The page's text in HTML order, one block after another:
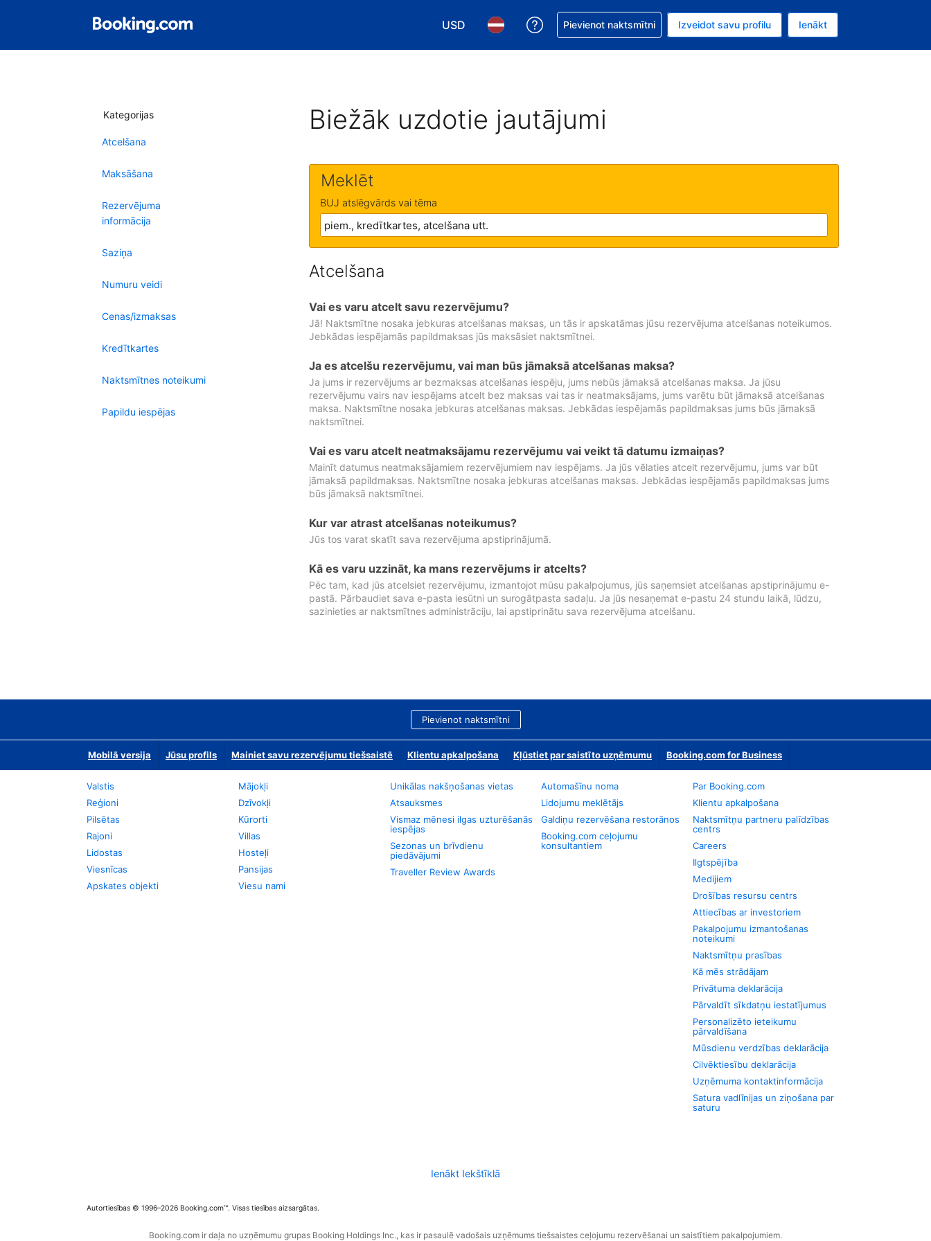
USD
Izvēlēties valūtu. Jūsu pašreizējā valūta ir ASV dolārs.
Izvēlēties valodu. Jūsu pašreizējā valoda ir Latviski.
Saņemiet palīdzību saistībā ar savu rezervējumu.
Pievienot naktsmītni Izveidot savu profilu Ienākt
Kategorijas
Atcelšana
Maksāšana
Rezervējuma
informācija
Saziņa
Numuru veidi
Cenas/izmaksas
Kredītkartes
Naktsmītnes noteikumi
Papildu iespējas
Biežāk uzdotie jautājumi
Meklēt
BUJ atslēgvārds vai tēma
Atcelšana
Vai es varu atcelt savu rezervējumu?
Jā! Naktsmītne nosaka jebkuras atcelšanas maksas, un tās ir apskatāmas jūsu rezervējuma atcelšanas noteikumos.
Jebkādas iespējamās papildmaksas jūs maksāsiet naktsmītnei.
Ja es atcelšu rezervējumu, vai man būs jāmaksā atcelšanas maksa?
Ja jums ir rezervējums ar bezmaksas atcelšanas iespēju, jums nebūs jāmaksā atcelšanas maksa. Ja jūsu
rezervējumu vairs nav iespējams atcelt bez maksas vai tas ir neatmaksājams, jums varētu būt jāmaksā atcelšanas
maksa. Naktsmītne nosaka jebkuras atcelšanas maksas. Jebkādas iespējamās papildmaksas jums būs jāmaksā
naktsmītnei.
Vai es varu atcelt neatmaksājamu rezervējumu vai veikt tā datumu izmaiņas?
Mainīt datumus neatmaksājamiem rezervējumiem nav iespējams. Ja jūs vēlaties atcelt rezervējumu, jums var būt
jāmaksā papildmaksas. Naktsmītne nosaka jebkuras atcelšanas maksas. Jebkādas iespējamās papildmaksas jums
būs jāmaksā naktsmītnei.
Kur var atrast atcelšanas noteikumus?
Jūs tos varat skatīt sava rezervējuma apstiprinājumā.
Kā es varu uzzināt, ka mans rezervējums ir atcelts?
Pēc tam, kad jūs atcelsiet rezervējumu, izmantojot mūsu pakalpojumus, jūs saņemsiet atcelšanas apstiprinājumu e-
pastā. Pārbaudiet sava e-pasta iesūtni un surogātpasta sadaļu. Ja jūs nesaņemat e-pastu 24 stundu laikā, lūdzu,
sazinieties ar naktsmītnes administrāciju, lai apstiprinātu sava rezervējuma atcelšanu.
Pievienot naktsmītni
Mobilā versija Jūsu profils Mainiet savu rezervējumu tiešsaistē Klientu apkalpošana Kļūstiet par saistīto uzņēmumu Booking.com for Business
Valstis
Reģioni
Pilsētas
Rajoni
Lidostas
Viesnīcas
Apskates objekti
Mājokļi
Dzīvokļi
Kūrorti
Villas
Hosteļi
Pansijas
Viesu nami
Unikālas nakšņošanas vietas
Atsauksmes
Vismaz mēnesi ilgas uzturēšanās
iespējas
Sezonas un brīvdienu
piedāvājumi
Traveller Review Awards
Automašīnu noma
Lidojumu meklētājs
Galdiņu rezervēšana restorānos
Booking.com ceļojumu
konsultantiem
Par Booking.com
Klientu apkalpošana
Naktsmītņu partneru palīdzības
centrs
Careers
Ilgtspējība
Medijiem
Drošības resursu centrs
Attiecības ar investoriem
Pakalpojumu izmantošanas
noteikumi
Naktsmītņu prasības
Kā mēs strādājam
Privātuma deklarācija
Pārvaldīt sīkdatņu iestatījumus
Personalizēto ieteikumu
pārvaldīšana
Mūsdienu verdzības deklarācija
Cilvēktiesību deklarācija
Uzņēmuma kontaktinformācija
Satura vadlīnijas un ziņošana par
saturu
Ienākt Iekštīklā
Autortiesības © 1996–2026 Booking.com™. Visas tiesības aizsargātas.
Booking.com ir daļa no uzņēmumu grupas Booking Holdings Inc., kas ir pasaulē vadošais uzņēmums tiešsaistes ceļojumu rezervēšanai un saistītiem pakalpojumiem.